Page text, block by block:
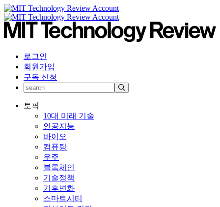
로그인
회원가입
구독 신청
토픽
10대 미래 기술
인공지능
바이오
컴퓨팅
우주
블록체인
기술정책
기후변화
스마트시티